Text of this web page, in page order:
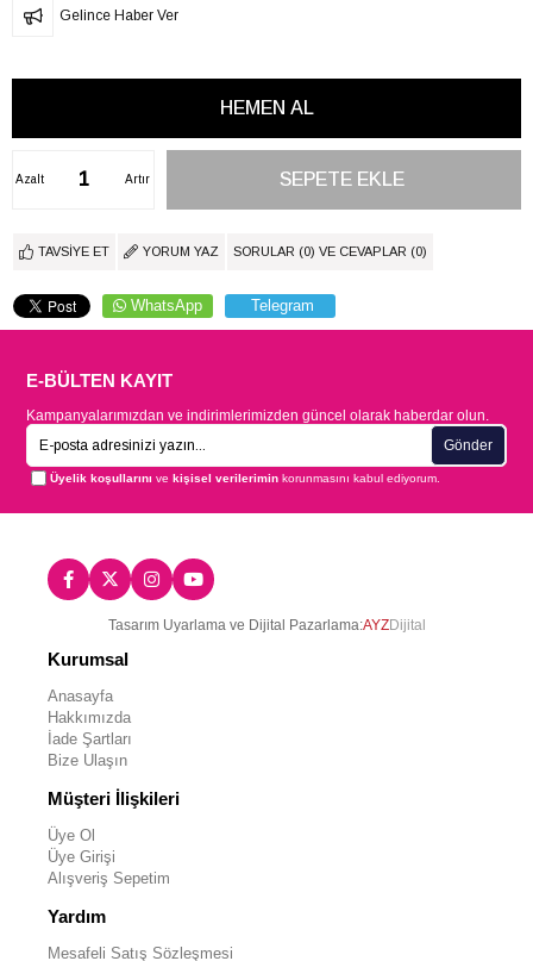
Gelince Haber Ver
Artır
Azalt
TAVSIYE ET YORUM YAZ SORULAR (0) VE CEVAPLAR (0)
WhatsApp Telegram
E-BÜLTEN KAYIT
Kampanyalarımızdan ve indirimlerimizden güncel olarak haberdar olun.
Gönder
Üyelik koşullarını vekişisel verilerimin korunmasını kabul ediyorum.
Tasarım Uyarlama ve Dijital Pazarlama:AYZDijital
Kurumsal
Anasayfa
Hakkımızda
İade Şartları
Bize Ulaşın
Müşteri İlişkileri
Üye Ol
Üye Girişi
Alışveriş Sepetim
Yardım
Mesafeli Satış Sözleşmesi